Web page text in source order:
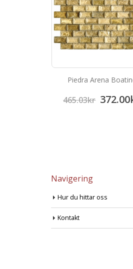
Piedra Arena
465.03kr 372.00
Navigering
Hur du hittar oss
Kontakt